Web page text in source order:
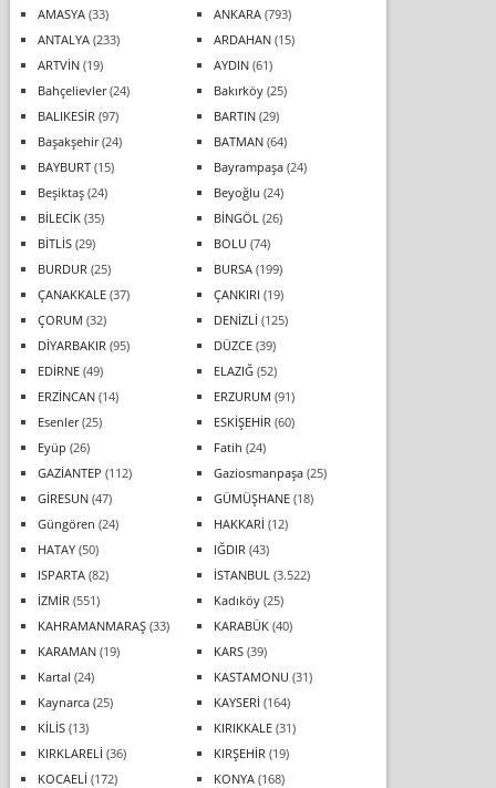
AMASYA(33) ANKARA(793)
ANTALYA(233) ARDAHAN(15)
ARTVİN(19) AYDIN(61)
Bahçelievler(24) Bakırköy(25)
BALIKESİR (97) BARTIN(29)
Başakşehir(24) BATMAN(64)
BAYBURT(15) Bayrampaşa(24)
Beşiktaş(24) Beyoğlu (24)
BİLECİK(35) BİNGÖL (26)
BİTLİS(29) BOLU (74)
BURDUR (25) BURSA(199)
ÇANAKKALE(37) ÇANKIRI (19)
ÇORUM (32) DENİZLİ (125)
DİYARBAKIR (95) DÜZCE(39)
EDİRNE(49) ELAZIĞ(52)
ERZİNCAN(14) ERZURUM (91)
Esenler(25) ESKİŞEHİR (60)
Eyüp (26) Fatih (24)
GAZİANTEP (112) Gaziosmanpaşa(25)
GİRESUN(47) GÜMÜŞHANE(18)
Güngören (24) HAKKARİ (12)
HATAY(50) IĞDIR (43)
ISPARTA(82) İSTANBUL (3.522)
İZMİR (551) Kadıköy(25)
KAHRAMANMARAŞ(33) KARABÜK(40)
KARAMAN(19) KARS(39)
Kartal (24) KASTAMONU (31)
Kaynarca(25) KAYSERİ (164)
KİLİS(13) KIRIKKALE(31)
KIRKLARELİ (36) KIRŞEHİR (19)
KOCAELİ (172) KONYA(168)